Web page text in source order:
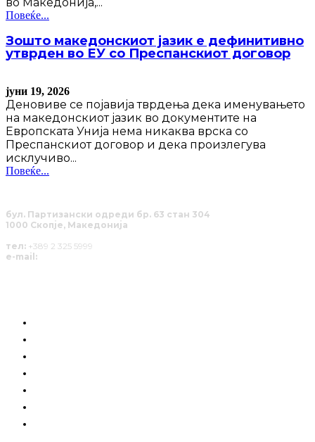
Повеќе...
Зошто македонскиот јазик е дефинитивно
утврден во ЕУ со Преспанскиот договор
јуни 19, 2026
Деновиве се појавија тврдења дека именувањето
на македонскиот јазик во документите на
Европската Унија нема никаква врска со
Преспанскиот договор и дека произлегува
исклучиво...
Повеќе...
бул. Партизански одреди бр. 63 стан 304
1000 Скопје, Македонија
тел: +389 2 325 5999
e-mail: